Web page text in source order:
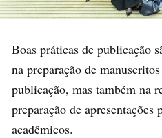
Boas práticas de publicação
na preparação de
publicação, mas também na
preparação de apresentações
acadêmicos.